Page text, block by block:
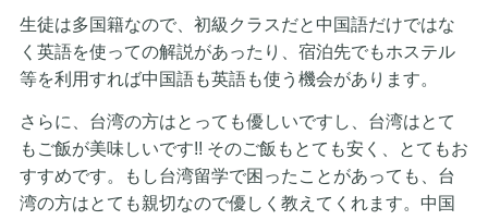
生徒は多国籍なので、初級クラスだと中国語だけではな
く英語を使っての解説があったり、宿泊先でもホステル
等を利用すれば中国語も英語も使う機会があります。
さらに、台湾の方はとっても優しいですし、台湾はとて
もご飯が美味しいです!! そのご飯もとても安く、とてもお
すすめです。もし台湾留学で困ったことがあっても、台
湾の方はとても親切なので優しく教えてくれます。中国